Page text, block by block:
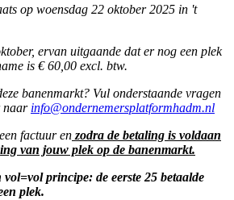
op woensdag 22 oktober 2025 in 't
ervan uitgaande dat er nog een plek
is € 60,00 excl. btw.
banenmarkt? Vul onderstaande vragen
naar info@ondernemersplatformhadm.nl
factuur en zodra de betaling is voldaan
van jouw plek op de banenmarkt.
vol=vol principe: de eerste 25 betaalde
plek.